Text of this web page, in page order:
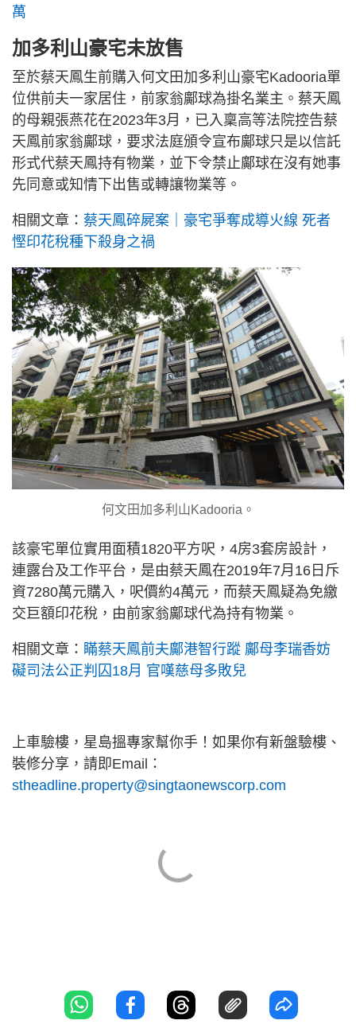
萬
加多利山豪宅未放售
至於蔡天鳳生前購入何文田加多利山豪宅Kadooria單
位供前夫一家居住，前家翁鄺球為掛名業主。蔡天鳳
的母親張燕花在2023年3月，已入稟高等法院控告蔡
天鳳前家翁鄺球，要求法庭頒令宣布鄺球只是以信託
形式代蔡天鳳持有物業，並下令禁止鄺球在沒有她事
先同意或知情下出售或轉讓物業等。
相關文章： 蔡天鳳碎屍案｜豪宅爭奪成導火線 死者
慳印花稅種下殺身之禍
何文田加多利山Kadooria。
該豪宅單位實用面積1820平方呎，4房3套房設計，
連露台及工作平台，是由蔡天鳳在2019年7月16日斥
資7280萬元購入，呎價約4萬元，而蔡天鳳疑為免繳
交巨額印花稅，由前家翁鄺球代為持有物業。
相關文章： 瞞蔡天鳳前夫鄺港智行蹤 鄺母李瑞香妨
礙司法公正判囚18月 官嘆慈母多敗兒
上車驗樓，星島搵專家幫你手！如果你有新盤驗樓、
裝修分享，請即Email：
stheadline.property@singtaonewscorp.com